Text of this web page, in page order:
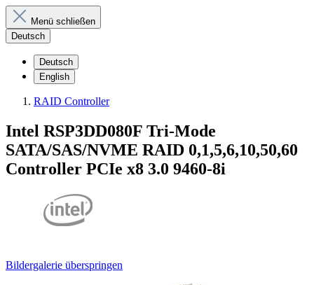
Menü schließen
Deutsch
Deutsch
English
RAID Controller
Intel RSP3DD080F Tri-Mode
SATA/SAS/NVME RAID 0,1,5,6,10,50,60
Controller PCIe x8 3.0 9460-8i
Bildergalerie überspringen